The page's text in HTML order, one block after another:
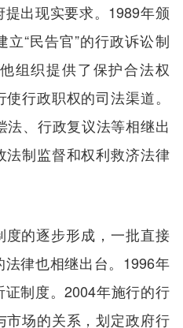
出现实要求。1989年颁
“民告官”的行政诉讼制
组织提供了保护合法权
行政职权的司法渠道。
法、行政复议法等相继出
制监督和权利救济法律
的逐步形成，一批直接
律也相继出台。1996年
制度。2004年施行的行
场的关系，划定政府行